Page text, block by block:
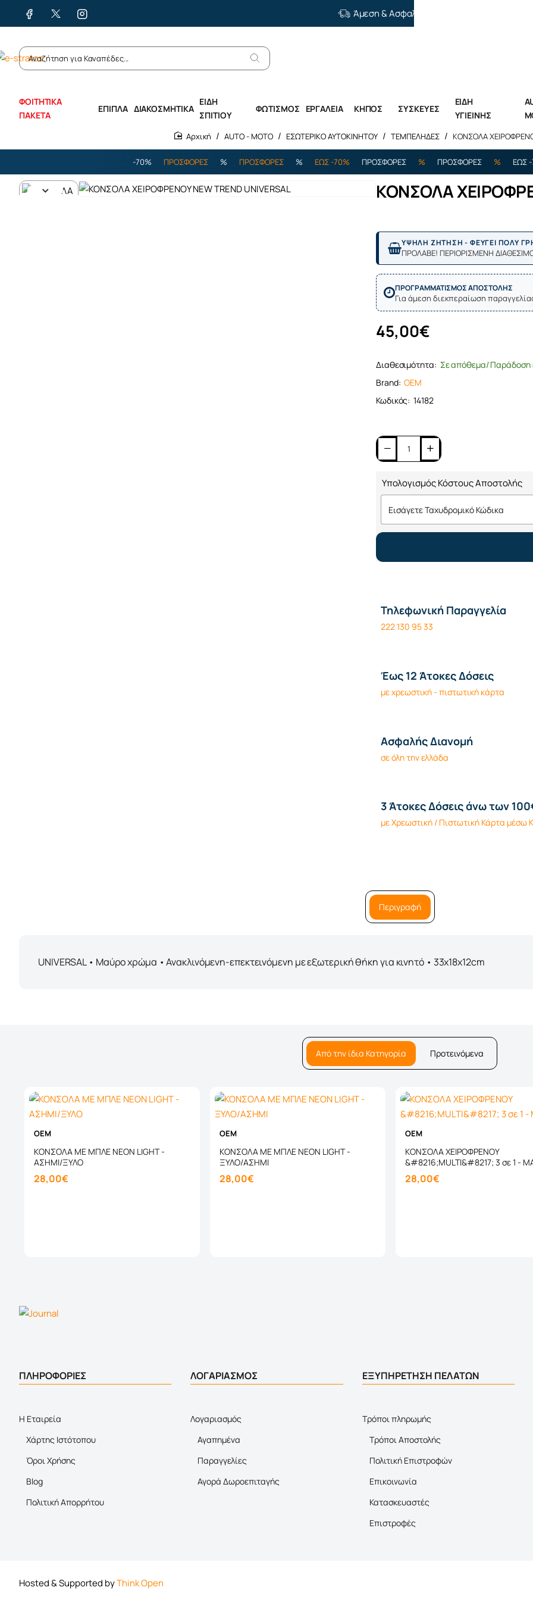
Άμεση & Ασφαλής Διανομή
ΦΟΙΤΗΤΙΚΑ
ΠΑΚΕΤΑ
ΕΠΙΠΛΑ ΔΙΑΚΟΣΜΗΤΙΚΑ
ΕΙΔΗ
ΣΠΙΤΙΟΥ
ΦΩΤΙΣΜΟΣ ΕΡΓΑΛΕΙΑ ΚΗΠΟΣ ΣΥΣΚΕΥΕΣ
ΕΙΔΗ
ΥΓΙΕΙΝΗΣ
AUTO - MOTO ΕΣΩΤΕΡΙΚΟ ΑΥΤΟΚΙΝΗΤΟΥ ΤΕΜΠΕΛΗΔΕΣ ΚΟΝΣΟΛΑ
ΠΡΟΣΦΟΡΕΣ % ΠΡΟΣΦΟΡΕΣ % ΕΩΣ -70% ΠΡΟΣΦΟΡΕΣ % ΠΡΟΣΦΟΡΕΣ % ΕΩΣ -70%
ΚΟΝΣΟΛΑ
ΥΨΗΛΗ ΖΗΤΗΣΗ - ΦΕΥΓΕΙ ΠΟΛΥ
ΠΡΟΛΑΒΕ! ΠΕΡΙΟΡΙΣΜΕΝΗ
ΠΡΟΓΡΑΜΜΑΤΙΣΜΟΣ ΑΠΟΣΤΟΛΗΣ
Για άμεση διεκπεραίωση
Διαθεσιμότητα: Σε απόθεμα/ Παράδοση
Brand: OEM
Κωδικός: 14182
45,00€
Υπολογισμός Κόστους Αποστολής
Τηλεφωνική Παραγγελία
222 130 95 33
Έως 12 Άτοκες Δόσεις
με χρεωστική - πιστωτική κάρτα
Ασφαλής Διανομή
σε όλη την ελλάδα
3 Άτοκες Δόσεις άνω των
με Χρεωστική / Πιστωτική Κάρτα μέσω
Περιγραφή
UNIVERSAL • Μαύρο χρώμα • Ανακλινόμενη-επεκτεινόμενη με εξωτερική θήκη για κινητό • 33x18x12cm
Από την ίδια Κατηγορία Προτεινόμενα
OEM
ΚΟΝΣΟΛΑ ΜΕ ΜΠΛΕ NEON LIGHT -
ΑΣΗΜΙ/ΞΥΛΟ
28,00€
OEM
ΚΟΝΣΟΛΑ ΜΕ ΜΠΛΕ NEON LIGHT -
ΞΥΛΟ/ΑΣΗΜΙ
28,00€
OEM
ΚΟΝΣΟΛΑ ΧΕΙΡΟΦΡΕΝΟΥ
&#8216;MULTI&#8217; 3 σε 1 -
28,00€
ΠΛΗΡΟΦΟΡΙΕΣ
Η Εταιρεία
Χάρτης Ιστότοπου
Όροι Χρήσης
Blog
Πολιτική Απορρήτου
ΛΟΓΑΡΙΑΣΜΟΣ
Λογαριασμός
Αγαπημένα
Παραγγελίες
Αγορά Δωροεπιταγής
ΕΞΥΠΗΡΕΤΗΣΗ ΠΕΛΑΤΩΝ
Τρόποι πληρωμής
Τρόποι Αποστολής
Πολιτική Επιστροφών
Επικοινωνία
Κατασκευαστές
Επιστροφές
Hosted & Supported byThink Open